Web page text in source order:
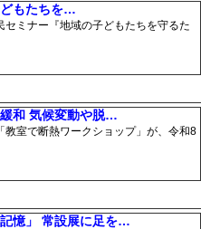
もたちを…
ミナー『地域の子どもたちを守るた
和 気候変動や脱…
室で断熱ワークショップ」が、令和8
憶」 常設展に足を…